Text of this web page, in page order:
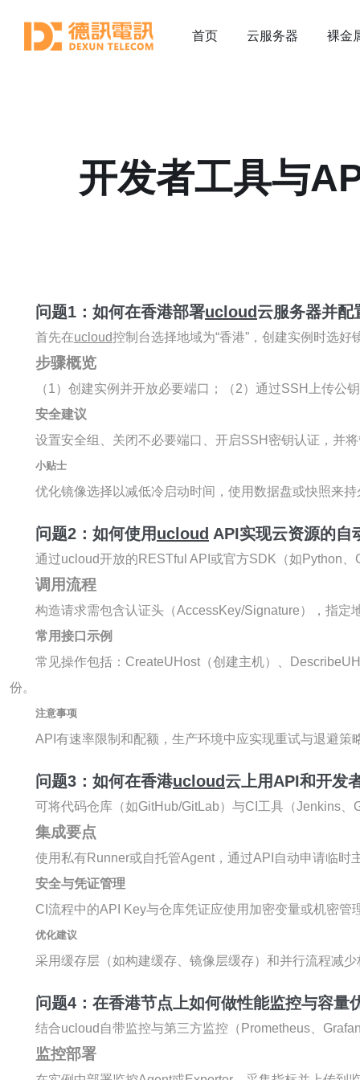
首页 云服务器 裸金
开发者工具与
问题1：如何在香港部署ucloud 云服务器并配
首先在ucloud控制台选择地域为“香港”，创建实例时选
步骤概览
（1）创建实例并开放必要端口；（2）通过SSH上传
安全建议
设置安全组、关闭不必要端口、开启SSH密钥认证，并
小贴士
优化镜像选择以减低冷启动时间，使用数据盘或快照来
问题2：如何使用ucloud API实现云资源的自
通过ucloud开放的RESTful API或官方SDK（如Python
调用流程
构造请求需包含认证头（AccessKey/Signature），指
常用接口示例
常见操作包括：CreateUHost（创建主机）、
份。
注意事项
API有速率限制和配额，生产环境中应实现重试与退避策
问题3：如何在香港ucloud 云上用API和开发
可将代码仓库（如GitHub/GitLab）与CI工具（Jenkins
集成要点
使用私有Runner或自托管Agent，通过API自动申请临
安全与凭证管理
CI流程中的API Key与仓库凭证应使用加密变量或机密
优化建议
采用缓存层（如构建缓存、镜像层缓存）和并行流程减
问题4：在香港节点上如何做性能监控与容量
结合ucloud自带监控与第三方监控（Prometheus、
监控部署